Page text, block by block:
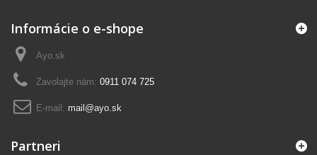
Informácie o e-shope
Ayo.sk
Zavolajte nám: 0911 074 725
E-mail: mail@ayo.sk
Partneri